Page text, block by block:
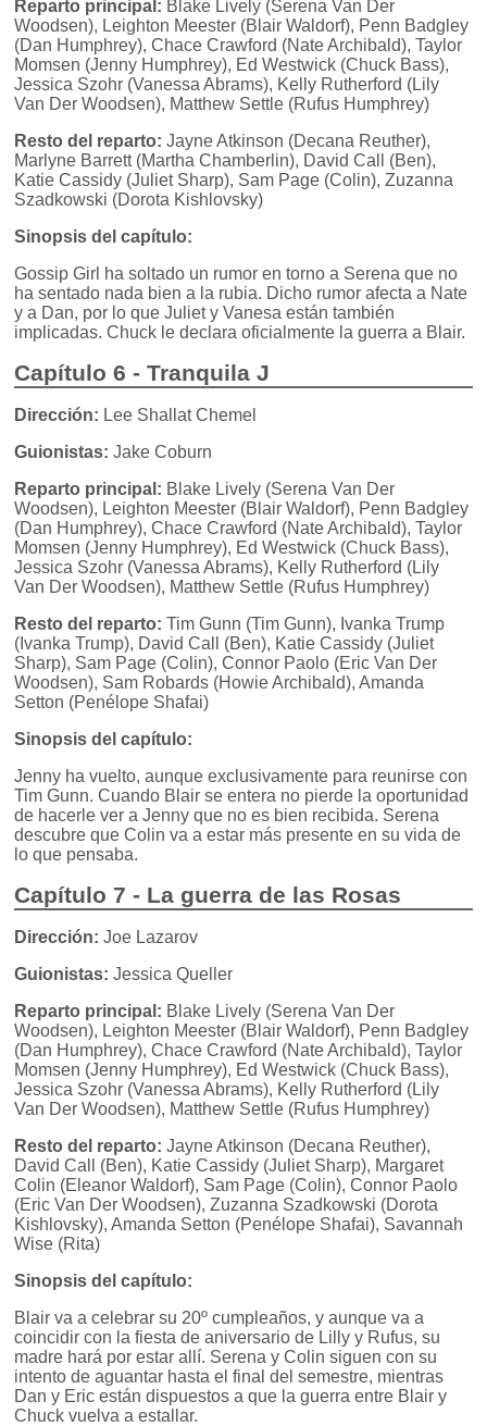
Reparto principal: Blake Lively (Serena Van Der
Woodsen), Leighton Meester (Blair Waldorf), Penn Badgley
(Dan Humphrey), Chace Crawford (Nate Archibald), Taylor
Momsen (Jenny Humphrey), Ed Westwick (Chuck Bass),
Jessica Szohr (Vanessa Abrams), Kelly Rutherford (Lily
Van Der Woodsen), Matthew Settle (Rufus Humphrey)
Resto del reparto: Jayne Atkinson (Decana Reuther),
Marlyne Barrett (Martha Chamberlin), David Call (Ben),
Katie Cassidy (Juliet Sharp), Sam Page (Colin), Zuzanna
Szadkowski (Dorota Kishlovsky)
Sinopsis del capítulo:
Gossip Girl ha soltado un rumor en torno a Serena que no
ha sentado nada bien a la rubia. Dicho rumor afecta a Nate
y a Dan, por lo que Juliet y Vanesa están también
implicadas. Chuck le declara oficialmente la guerra a Blair.
Capítulo 6 - Tranquila J
Dirección: Lee Shallat Chemel
Guionistas: Jake Coburn
Reparto principal: Blake Lively (Serena Van Der
Woodsen), Leighton Meester (Blair Waldorf), Penn Badgley
(Dan Humphrey), Chace Crawford (Nate Archibald), Taylor
Momsen (Jenny Humphrey), Ed Westwick (Chuck Bass),
Jessica Szohr (Vanessa Abrams), Kelly Rutherford (Lily
Van Der Woodsen), Matthew Settle (Rufus Humphrey)
Resto del reparto: Tim Gunn (Tim Gunn), Ivanka Trump
(Ivanka Trump), David Call (Ben), Katie Cassidy (Juliet
Sharp), Sam Page (Colin), Connor Paolo (Eric Van Der
Woodsen), Sam Robards (Howie Archibald), Amanda
Setton (Penélope Shafai)
Sinopsis del capítulo:
Jenny ha vuelto, aunque exclusivamente para reunirse con
Tim Gunn. Cuando Blair se entera no pierde la oportunidad
de hacerle ver a Jenny que no es bien recibida. Serena
descubre que Colin va a estar más presente en su vida de
lo que pensaba.
Capítulo 7 - La guerra de las Rosas
Dirección: Joe Lazarov
Guionistas: Jessica Queller
Reparto principal: Blake Lively (Serena Van Der
Woodsen), Leighton Meester (Blair Waldorf), Penn Badgley
(Dan Humphrey), Chace Crawford (Nate Archibald), Taylor
Momsen (Jenny Humphrey), Ed Westwick (Chuck Bass),
Jessica Szohr (Vanessa Abrams), Kelly Rutherford (Lily
Van Der Woodsen), Matthew Settle (Rufus Humphrey)
Resto del reparto: Jayne Atkinson (Decana Reuther),
David Call (Ben), Katie Cassidy (Juliet Sharp), Margaret
Colin (Eleanor Waldorf), Sam Page (Colin), Connor Paolo
(Eric Van Der Woodsen), Zuzanna Szadkowski (Dorota
Kishlovsky), Amanda Setton (Penélope Shafai), Savannah
Wise (Rita)
Sinopsis del capítulo:
Blair va a celebrar su 20º cumpleaños, y aunque va a
coincidir con la fiesta de aniversario de Lilly y Rufus, su
madre hará por estar allí. Serena y Colin siguen con su
intento de aguantar hasta el final del semestre, mientras
Dan y Eric están dispuestos a que la guerra entre Blair y
Chuck vuelva a estallar.